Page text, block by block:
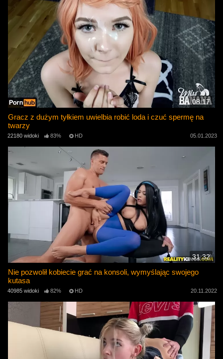
08:17
Gracz z dużym tyłkiem uwielbia robić loda i czuć spermę na
twarzy
22180 widoki 83% HD 05.01.2023
31:32
Nie pozwolił kobiecie grać na konsoli, wymyślając swojego
kutasa
40985 widoki 82% HD 20.11.2022